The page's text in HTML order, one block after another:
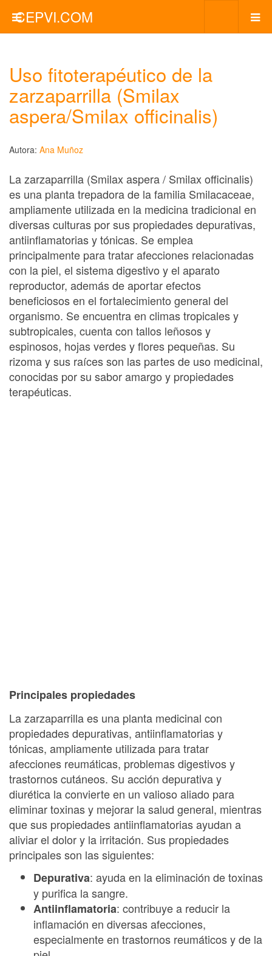
CEPVI.COM
Uso fitoterapéutico de la
zarzaparrilla (Smilax
aspera/Smilax officinalis)
Autora: Ana Muñoz
La zarzaparrilla (Smilax aspera / Smilax officinalis)
es una planta trepadora de la familia Smilacaceae,
ampliamente utilizada en la medicina tradicional en
diversas culturas por sus propiedades depurativas,
antiinflamatorias y tónicas. Se emplea
principalmente para tratar afecciones relacionadas
con la piel, el sistema digestivo y el aparato
reproductor, además de aportar efectos
beneficiosos en el fortalecimiento general del
organismo. Se encuentra en climas tropicales y
subtropicales, cuenta con tallos leñosos y
espinosos, hojas verdes y flores pequeñas. Su
rizoma y sus raíces son las partes de uso medicinal,
conocidas por su sabor amargo y propiedades
terapéuticas.
Principales propiedades
La zarzaparrilla es una planta medicinal con
propiedades depurativas, antiinflamatorias y
tónicas, ampliamente utilizada para tratar
afecciones reumáticas, problemas digestivos y
trastornos cutáneos. Su acción depurativa y
diurética la convierte en un valioso aliado para
eliminar toxinas y mejorar la salud general, mientras
que sus propiedades antiinflamatorias ayudan a
aliviar el dolor y la irritación. Sus propiedades
principales son las siguientes:
Depurativa: ayuda en la eliminación de toxinas
y purifica la sangre.
Antiinflamatoria: contribuye a reducir la
inflamación en diversas afecciones,
especialmente en trastornos reumáticos y de la